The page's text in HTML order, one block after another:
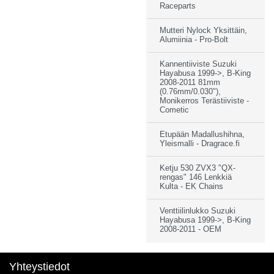
Raceparts
Mutteri Nylock Yksittäin,
Alumiinia - Pro-Bolt
Kannentiiviste Suzuki
Hayabusa 1999->, B-King
2008-2011 81mm
(0.76mm/0.030"),
Monikerros Terästiiviste -
Cometic
Etupään Madallushihna,
Yleismalli - Dragrace.fi
Ketju 530 ZVX3 "QX-
rengas" 146 Lenkkiä
Kulta - EK Chains
Venttiilinlukko Suzuki
Hayabusa 1999->, B-King
2008-2011 - OEM
Yhteystiedot